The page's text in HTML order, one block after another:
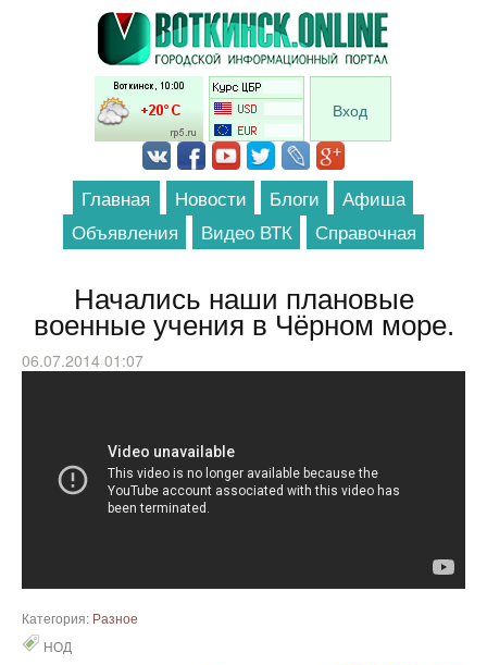
Перейти к основному содержанию
Вход
Главная Новости Блоги
Афиша
Объявления
Видео ВТК Справочная
Начались наши плановые
военные учения в Чёрном море.
06.07.2014 01:07
Категория: Разное
НОД